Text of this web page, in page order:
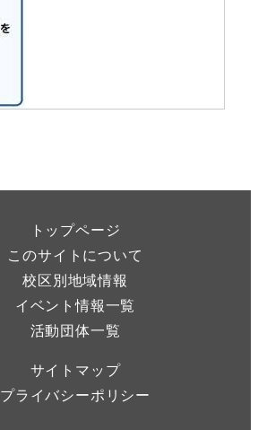
トップページ
このサイトについて
校区別地域情報
イベント情報一覧
活動団体一覧
サイトマップ
プライバシーポリシー